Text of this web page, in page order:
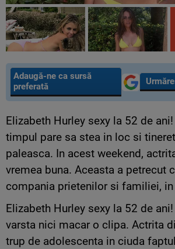
Adaugă-ne ca sursă
preferată
Elizabeth Hurley sexy la 52 de ani!
timpul pare sa stea in loc si
paleasca. In acest weekend,
vremea buna. Aceasta a petrecut
compania prietenilor si familiei, in
Elizabeth Hurley sexy la 52 de
varsta nici macar o clipa. Actrita
trup de adolescenta in ciuda